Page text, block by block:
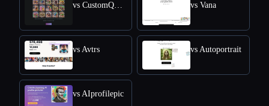
vs CustomQR AI vs Vana
vs Avtrs vs Autoportrait
vs AIprofilepic